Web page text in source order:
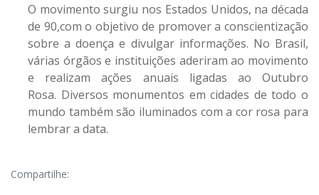
O movimento surgiu nos Estados Unidos, na década
de 90,com o objetivo de promover a conscientização
sobre a doença e divulgar informações. No Brasil,
várias órgãos e instituições aderiram ao movimento
e realizam ações anuais ligadas ao Outubro
Rosa. Diversos monumentos em cidades de todo o
mundo também são iluminados com a cor rosa para
lembrar a data.
Compartilhe: